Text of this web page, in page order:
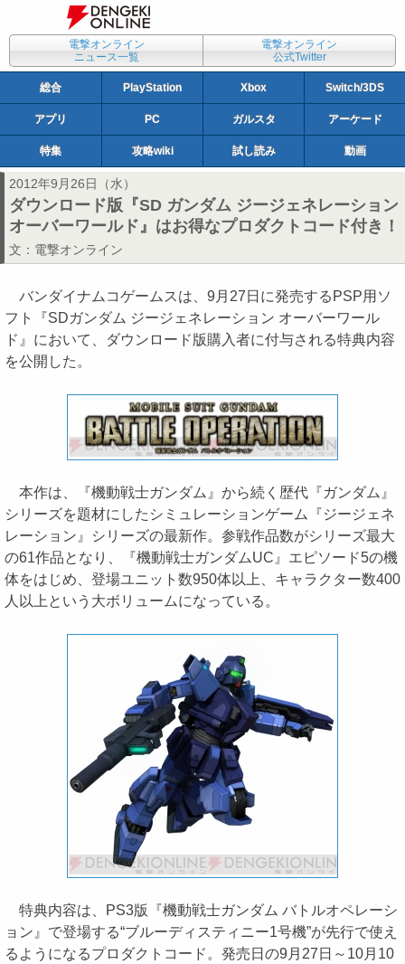
電撃オンライン
ニュース一覧
電撃オンライン
公式Twitter
総合 PlayStation Xbox Switch/3DS
アプリ PC ガルスタ アーケード
特集 攻略wiki 試し読み 動画
2012年9月26日（水）
ダウンロード版『SD ガンダム ジージェネレーション
オーバーワールド』はお得なプロダクトコード付き！
文： 電撃オンライン
バンダイナムコゲームスは、9月27日に発売するPSP用ソ
フト『SDガンダム ジージェネレーション オーバーワール
ド』において、ダウンロード版購入者に付与される特典内容
を公開した。
本作は、『機動戦士ガンダム』から続く歴代『ガンダム』
シリーズを題材にしたシミュレーションゲーム『ジージェネ
レーション』シリーズの最新作。参戦作品数がシリーズ最大
の61作品となり、『機動戦士ガンダムUC』エピソード5の機
体をはじめ、登場ユニット数950体以上、キャラクター数400
人以上という大ボリュームになっている。
特典内容は、PS3版『機動戦士ガンダム バトルオペレーシ
ョン』で登場する“ブルーディスティニー1号機”が先行で使え
るようになるプロダクトコード。発売日の9月27日～10月10